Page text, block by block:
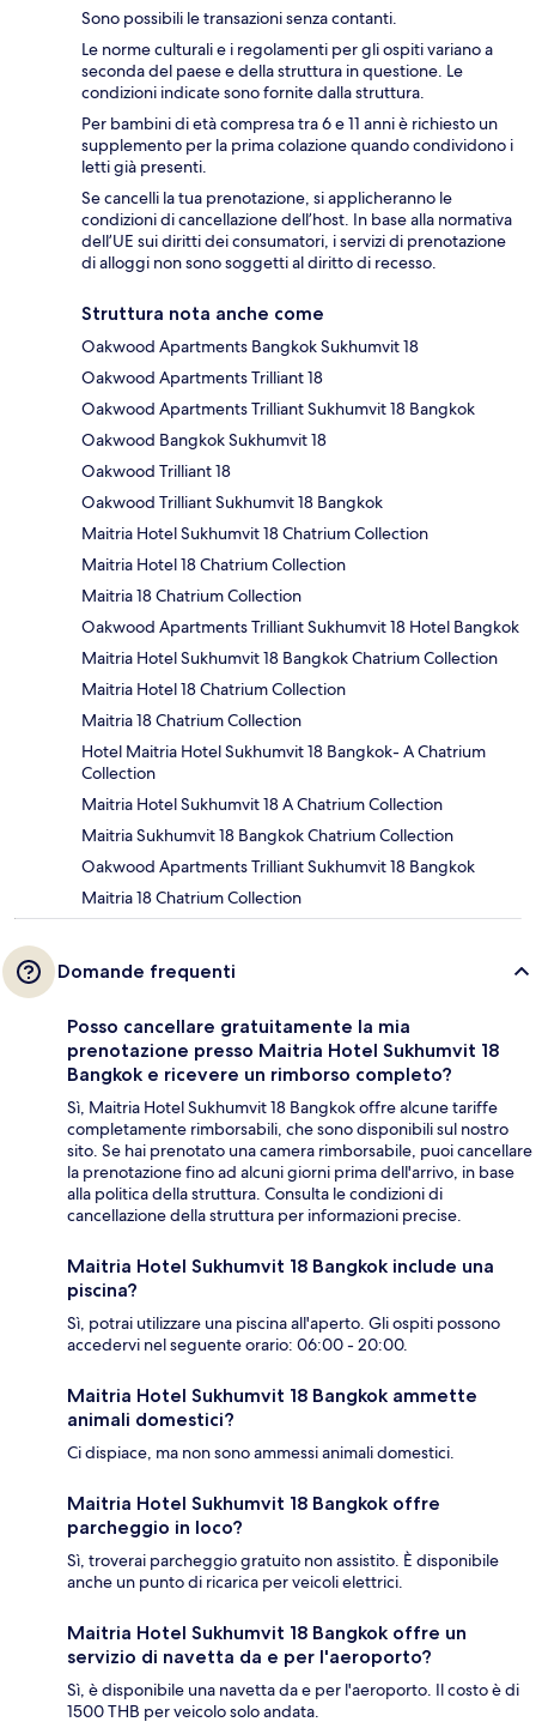
Sono possibili le transazioni senza contanti.
Le norme culturali e i regolamenti per gli ospiti variano a
seconda del paese e della struttura in questione. Le
condizioni indicate sono fornite dalla struttura.
Per bambini di età compresa tra 6 e 11 anni è richiesto un
supplemento per la prima colazione quando condividono i
letti già presenti.
Se cancelli la tua prenotazione, si applicheranno le
condizioni di cancellazione dell’host. In base alla normativa
dell’UE sui diritti dei consumatori, i servizi di prenotazione
di alloggi non sono soggetti al diritto di recesso.
Struttura nota anche come
Oakwood Apartments Bangkok Sukhumvit 18
Oakwood Apartments Trilliant 18
Oakwood Apartments Trilliant Sukhumvit 18 Bangkok
Oakwood Bangkok Sukhumvit 18
Oakwood Trilliant 18
Oakwood Trilliant Sukhumvit 18 Bangkok
Maitria Hotel Sukhumvit 18 Chatrium Collection
Maitria Hotel 18 Chatrium Collection
Maitria 18 Chatrium Collection
Oakwood Apartments Trilliant Sukhumvit 18 Hotel Bangkok
Maitria Hotel Sukhumvit 18 Bangkok Chatrium Collection
Maitria Hotel 18 Chatrium Collection
Maitria 18 Chatrium Collection
Hotel Maitria Hotel Sukhumvit 18 Bangkok- A Chatrium
Collection
Maitria Hotel Sukhumvit 18 A Chatrium Collection
Maitria Sukhumvit 18 Bangkok Chatrium Collection
Oakwood Apartments Trilliant Sukhumvit 18 Bangkok
Maitria 18 Chatrium Collection
Domande frequenti
Posso cancellare gratuitamente la mia
prenotazione presso Maitria Hotel Sukhumvit 18
Bangkok e ricevere un rimborso completo?
Sì, Maitria Hotel Sukhumvit 18 Bangkok offre alcune tariffe
completamente rimborsabili, che sono disponibili sul nostro
sito. Se hai prenotato una camera rimborsabile, puoi cancellare
la prenotazione fino ad alcuni giorni prima dell'arrivo, in base
alla politica della struttura. Consulta le condizioni di
cancellazione della struttura per informazioni precise.
Maitria Hotel Sukhumvit 18 Bangkok include una
piscina?
Sì, potrai utilizzare una piscina all'aperto. Gli ospiti possono
accedervi nel seguente orario: 06:00 - 20:00.
Maitria Hotel Sukhumvit 18 Bangkok ammette
animali domestici?
Ci dispiace, ma non sono ammessi animali domestici.
Maitria Hotel Sukhumvit 18 Bangkok offre
parcheggio in loco?
Sì, troverai parcheggio gratuito non assistito. È disponibile
anche un punto di ricarica per veicoli elettrici.
Maitria Hotel Sukhumvit 18 Bangkok offre un
servizio di navetta da e per l'aeroporto?
Sì, è disponibile una navetta da e per l'aeroporto. Il costo è di
1500 THB per veicolo solo andata.